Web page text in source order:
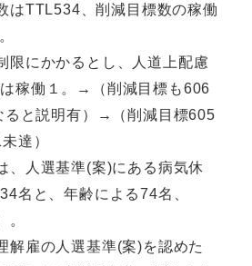
はTTL534、削減目標数の稼働
限にかかるとし、人道上配慮
稼働１。→（削減目標も606
ると説明有）→（削減目標605
達）
、人選基準(案)にある病気休
名と、年齢による74名、
解雇の人選基準(案)を認めた